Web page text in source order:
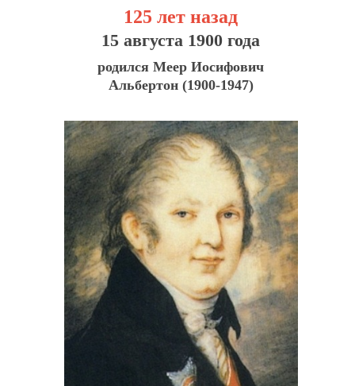
125 лет назад
15 августа 1900 года
родился Меер Иосифович
Альбертон (1900-1947)